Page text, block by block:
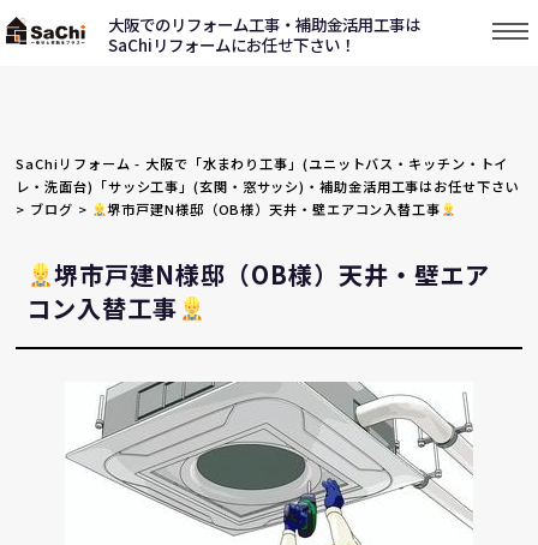
大阪でのリフォーム工事・補助金活用工事は
SaChiリフォームにお任せ下さい！
SaChiリフォーム - 大阪で「水まわり工事」(ユニットバス・キッチン・トイ
レ・洗面台)「サッシ工事」(玄関・窓サッシ)・補助金活用工事はお任せ下さい
> ブログ > 堺市戸建N様邸（OB様）天井・壁エアコン入替工事
堺市戸建N様邸（OB様）天井・壁エア
コン入替工事